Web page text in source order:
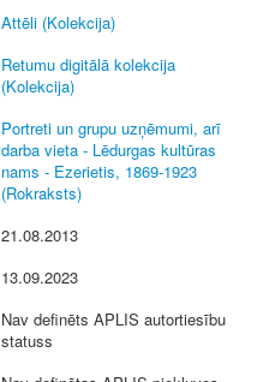
Attēli (Kolekcija)
Retumu digitālā kolekcija
(Kolekcija)
Portreti un grupu uzņēmumi, arī
darba vieta - Lēdurgas kultūras
nams - Ezerietis, 1869-1923
(Rokraksts)
21.08.2013
13.09.2023
Nav definēts APLIS autortiesību
statuss